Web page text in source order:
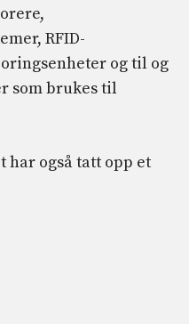
RFID-
og til og
som brukes til
har også tatt opp et